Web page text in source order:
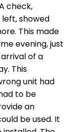
check,
showed
This made
evening, just
of a
This
unit had
to be
an
be used. It